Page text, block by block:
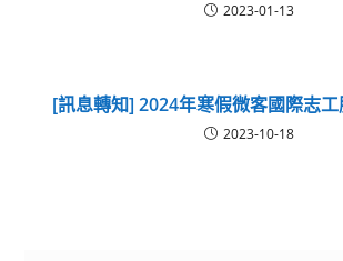
2023-01-13
[訊息轉知] 2024年寒假微客國際志
2023-10-18